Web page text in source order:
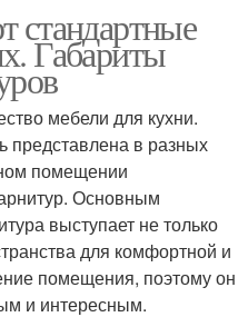
стандартные
Габариты
мебели для кухни.
представлена в разных
помещении
Основным
выступает не только
для комфортной и
помещения, поэтому он
и интересным.